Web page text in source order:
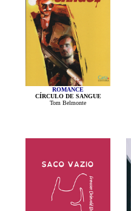
ROMANCE
CÍRCULO DE SANGUE
Tom Belmonte